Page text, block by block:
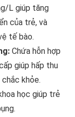
L giúp tăng
của trẻ, và
tế bào.
Chứa hỗn hợp
giúp hấp thu
khỏe.
học giúp trẻ